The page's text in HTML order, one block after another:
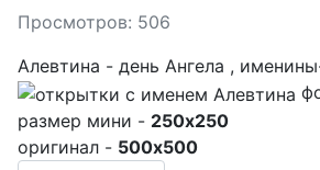
Просмотров: 506
Алевтина - день Ангела ,
размер мини - 250x250
оригинал - 500x500